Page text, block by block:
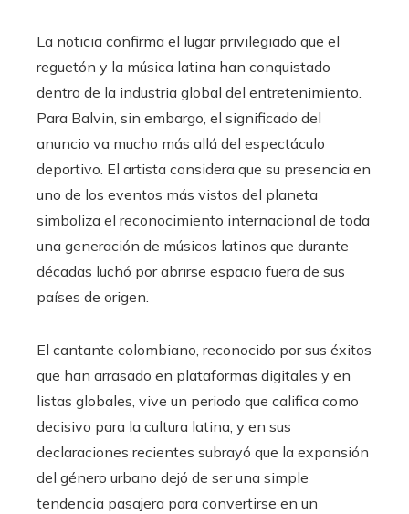
La noticia confirma el lugar privilegiado que el
reguetón y la música latina han conquistado
dentro de la industria global del entretenimiento.
Para Balvin, sin embargo, el significado del
anuncio va mucho más allá del espectáculo
deportivo. El artista considera que su presencia en
uno de los eventos más vistos del planeta
simboliza el reconocimiento internacional de toda
una generación de músicos latinos que durante
décadas luchó por abrirse espacio fuera de sus
países de origen.
El cantante colombiano, reconocido por sus éxitos
que han arrasado en plataformas digitales y en
listas globales, vive un periodo que califica como
decisivo para la cultura latina, y en sus
declaraciones recientes subrayó que la expansión
del género urbano dejó de ser una simple
tendencia pasajera para convertirse en un